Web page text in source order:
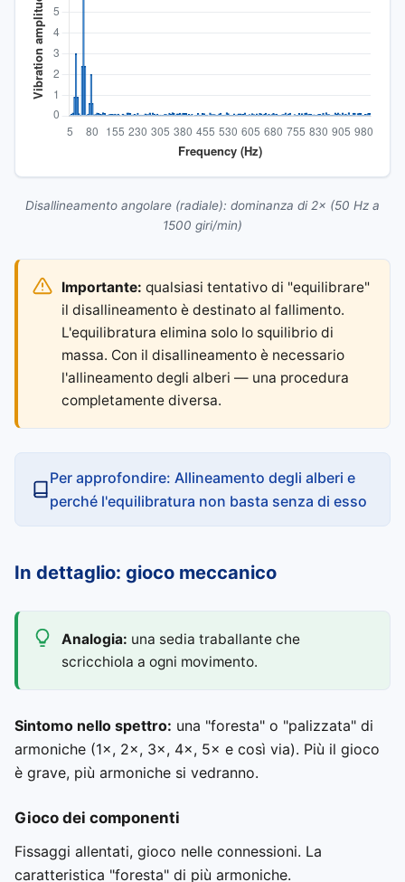
Disallineamento angolare (radiale): dominanza di 2× (50 Hz a
1500 giri/min)
Importante: qualsiasi tentativo di "equilibrare"
il disallineamento è destinato al fallimento.
L'equilibratura elimina solo lo squilibrio di
massa. Con il disallineamento è necessario
l'allineamento degli alberi — una procedura
completamente diversa.
Per approfondire: Allineamento degli alberi e
perché l'equilibratura non basta senza di esso
In dettaglio: gioco meccanico
Analogia: una sedia traballante che
scricchiola a ogni movimento.
Sintomo nello spettro: una "foresta" o "palizzata" di
armoniche (1×, 2×, 3×, 4×, 5× e così via). Più il gioco
è grave, più armoniche si vedranno.
Gioco dei componenti
Fissaggi allentati, gioco nelle connessioni. La
caratteristica "foresta" di più armoniche.